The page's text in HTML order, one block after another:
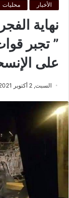
الأخبار محليات
نهاية
” تجبر
على
السبت, 2 أكتوبر 2021 - 5:24 ص